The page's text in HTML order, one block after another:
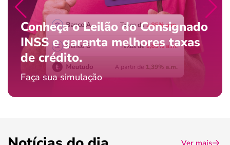
Conheça o Leilão do Consignado
INSS e garanta melhores taxas
de crédito.
Faça sua simulação
Ver mais